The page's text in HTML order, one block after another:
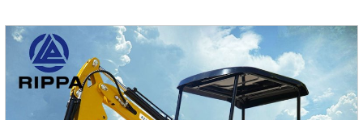
Превосходная производительность и высокая
эффективность– RS07 разработан для обеспечения как
мощности, так и топливной экономичности, оснащен
высокопроизводительным двигателем.